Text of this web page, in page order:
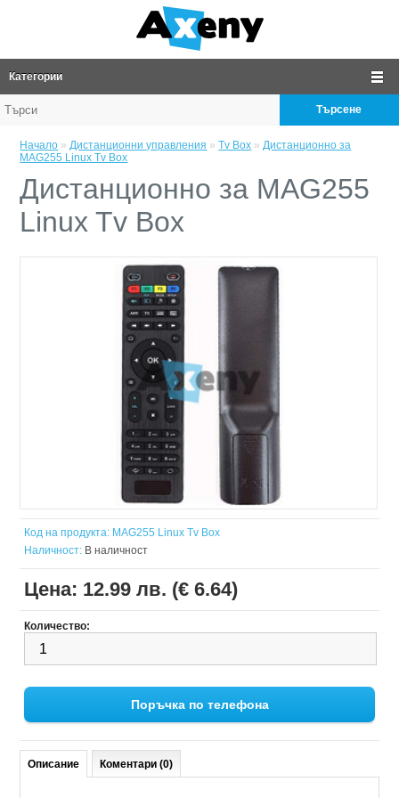
Категории
Търсене
Начало »Дистанционни управления »Tv Box »Дистанционно за
MAG255 Linux Tv Box
Дистанционно за MAG255
Linux Tv Box
Код на продукта: MAG255 Linux Tv Box
Наличност: В наличност
Цена: 12.99 лв. (€ 6.64)
Количество:
Поръчка по телефона
Описание Коментари (0)